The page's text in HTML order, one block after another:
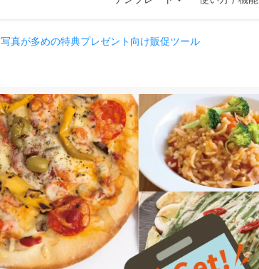
写真が多めの特典プレゼント向け販促ツール